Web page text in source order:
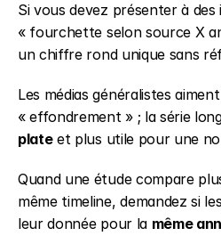
Si vous devez présenter à
« fourchette selon source X
un chiffre rond unique sans
Les médias généralistes
plate et plus utile pour une
Quand une étude compare
même timeline, demandez si
leur donnée pour la même